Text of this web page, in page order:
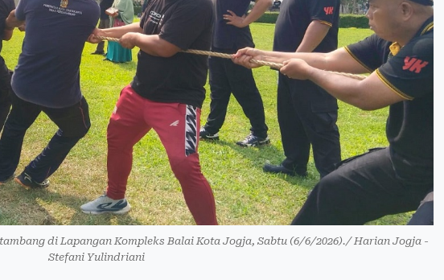
di Lapangan Kompleks Balai Kota Jogja, Sabtu (6/6/2026)./ Harian Jogja -
Stefani Yulindriani